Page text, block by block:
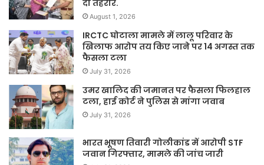
दी तहरीर.
August 1, 2026
IRCTC घोटाला मामले में लालू परिवार के
खिलाफ आरोप तय किए जाने पर 14 अगस्त तक
फैसला टला
July 31, 2026
उमर खालिद की जमानत पर फैसला फिलहाल
टला, हाई कोर्ट ने पुलिस से मांगा जवाब
July 31, 2026
भारत भूषण तिवारी गोलीकांड में आरोपी STF
जवान गिरफ्तार, मामले की जांच जारी